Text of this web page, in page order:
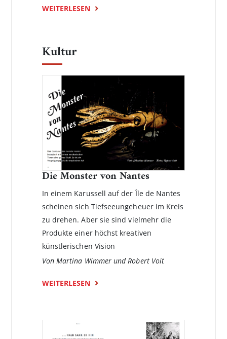
WEITERLESEN
Kultur
Die Monster von Nantes
In einem Karussell auf der Île de Nantes
scheinen sich Tiefseeungeheuer im Kreis
zu drehen. Aber sie sind vielmehr die
Produkte einer höchst kreativen
künstlerischen Vision
Von Martina Wimmer und Robert Voit
WEITERLESEN